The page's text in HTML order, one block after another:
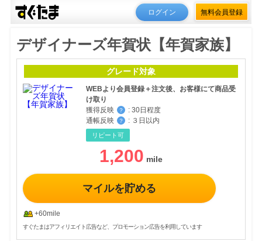
ログイン 無料会員登録
デザイナーズ年賀状【年賀家族】
グレード対象
WEBより会員登録＋注文後、お客様にて商品受
け取り
獲得反映
？ : 30日程度
通帳反映
？ : ３日以内
リピート可
1,200
マイルを貯める
+60mile
すぐたまはアフィリエイト広告など、プロモーション広告を利用しています